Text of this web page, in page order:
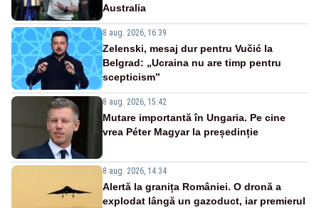
Australia
8 aug. 2026, 16:39
Zelenski, mesaj dur pentru Vučić la
Belgrad: „Ucraina nu are timp pentru
scepticism”
8 aug. 2026, 15:42
Mutare importantă în Ungaria. Pe cine
vrea Péter Magyar la președinție
8 aug. 2026, 14:34
Alertă la granița României. O dronă a
explodat lângă un gazoduct, iar premierul